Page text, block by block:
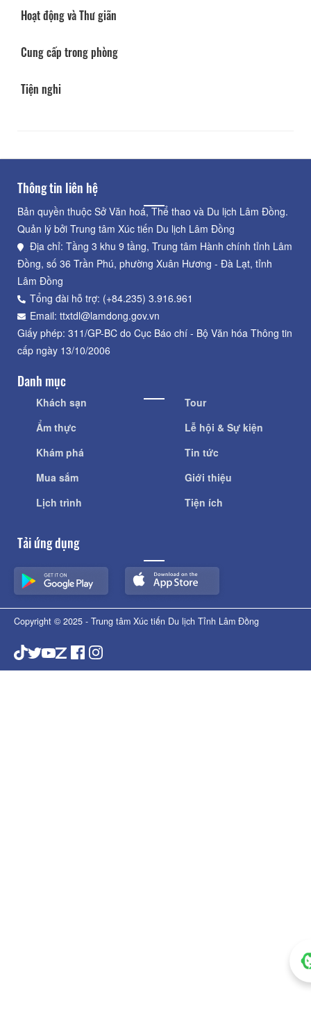
Hoạt động và Thư giãn
Cung cấp trong phòng
Tiện nghi
Thông tin liên hệ
Bản quyền thuộc Sở Văn hoá, Thể thao và Du lịch Lâm Đồng.
Quản lý bởi Trung tâm Xúc tiến Du lịch Lâm Đồng
Địa chỉ: Tầng 3 khu 9 tầng, Trung tâm Hành chính tỉnh Lâm
Đồng, số 36 Trần Phú, phường Xuân Hương - Đà Lạt, tỉnh
Lâm Đồng
Tổng đài hỗ trợ: (+84.235) 3.916.961
Email: ttxtdl@lamdong.gov.vn
Giấy phép: 311/GP-BC do Cục Báo chí - Bộ Văn hóa Thông tin
cấp ngày 13/10/2006
Danh mục
Khách sạn
Ẩm thực
Khám phá
Mua sắm
Lịch trình
Tour
Lễ hội & Sự kiện
Tin tức
Giới thiệu
Tiện ích
Tải ứng dụng
Copyright © 2025 - Trung tâm Xúc tiến Du lịch Tỉnh Lâm Đồng